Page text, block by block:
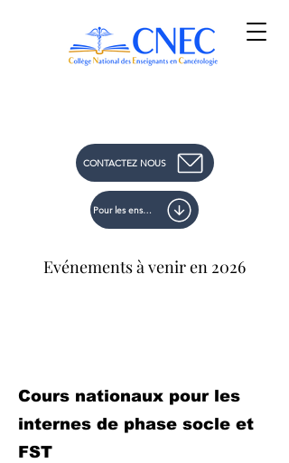
CONTACTEZ NOUS
Pour les enseignants : ADHERER au CNEC
Evénements à venir en 2026
Cours nationaux pour les
internes de phase socle et
FST